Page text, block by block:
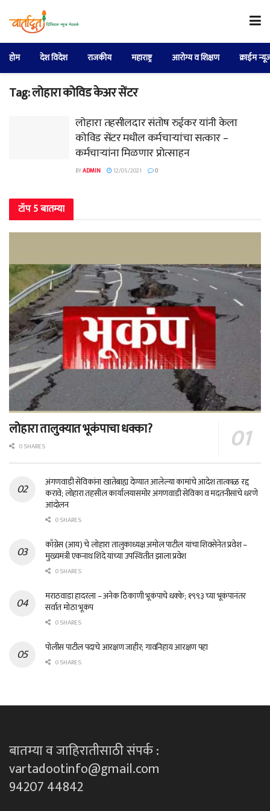
होम देश विदेश राजकीय महाराष्ट्र आरोग्य व शिक्षण क्राईम
Tag:लोहारा कोविड केअर सेंटर
लोहारा तहसीलदार संतोष रुईकर यांनी केला
कोविड सेंटर मधील कर्मचाऱ्यांचा सत्कार –
कर्मचाऱ्यांना मिळणार प्रोत्साहन
BYADMIN 12/05/2021 0
टॉप 5 बातम्या
लोहारा तालुक्यात भूकंपाचा धक्का?
0 SHARES
अंगणवाडी सेविकांना खातेबाह्य देण्यात आलेल्या कामांचे आदेश तात्काळ रद्द
करावे; लोहारा तहसील कार्यालयासमोर अंगणवाडी सेविका व मदतनीसांचे धरणे
आंदोलन
0 SHARES
काँग्रेस (आय) चे लोहारा तालुकाध्यक्ष अमोल पाटील यांचा शिवसेनेत प्रवेश –
मुख्यमंत्री एकनाथ शिंदे यांच्या उपस्थितीत झाला प्रवेश
0 SHARES
मराठवाडा हादरला – अनेक ठिकाणी भूकंपाचे धक्के; १९९३ च्या भूकंपानंतर
सर्वात मोठा भूकंप
0 SHARES
पोलीस पाटील पदाचे आरक्षण जाहीर; गावनिहाय आरक्षण पहा
0 SHARES
बातम्या व जाहिरातीसाठी संपर्क :
vartadootinfo@gmail.com
94207 44842